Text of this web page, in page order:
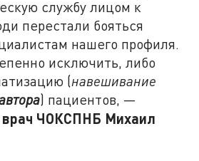
службу лицом к
перестали бояться
нашего профиля.
исключить, либо
(навешивание
) пациентов, —
врач ЧОКСПНБ Михаил